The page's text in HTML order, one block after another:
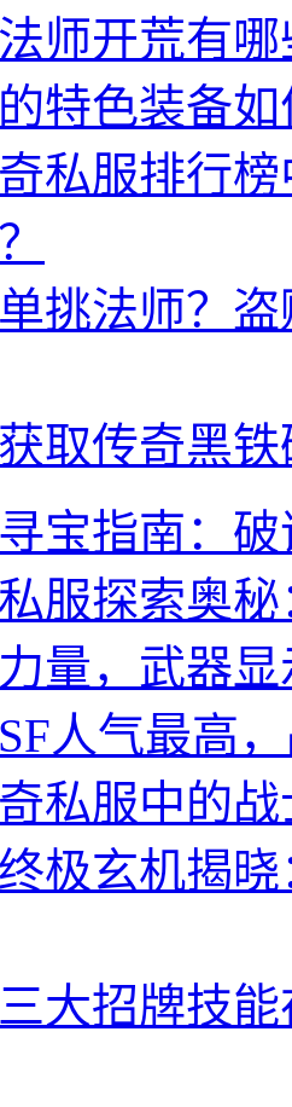
师开荒有
特色装备
私服排行
挑法师？
取传奇黑
宝指南：
服探索奥
量，武器
人气最高
私服中的
极玄机揭
大招牌技